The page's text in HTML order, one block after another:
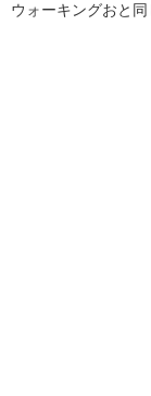
ウォーキングおと